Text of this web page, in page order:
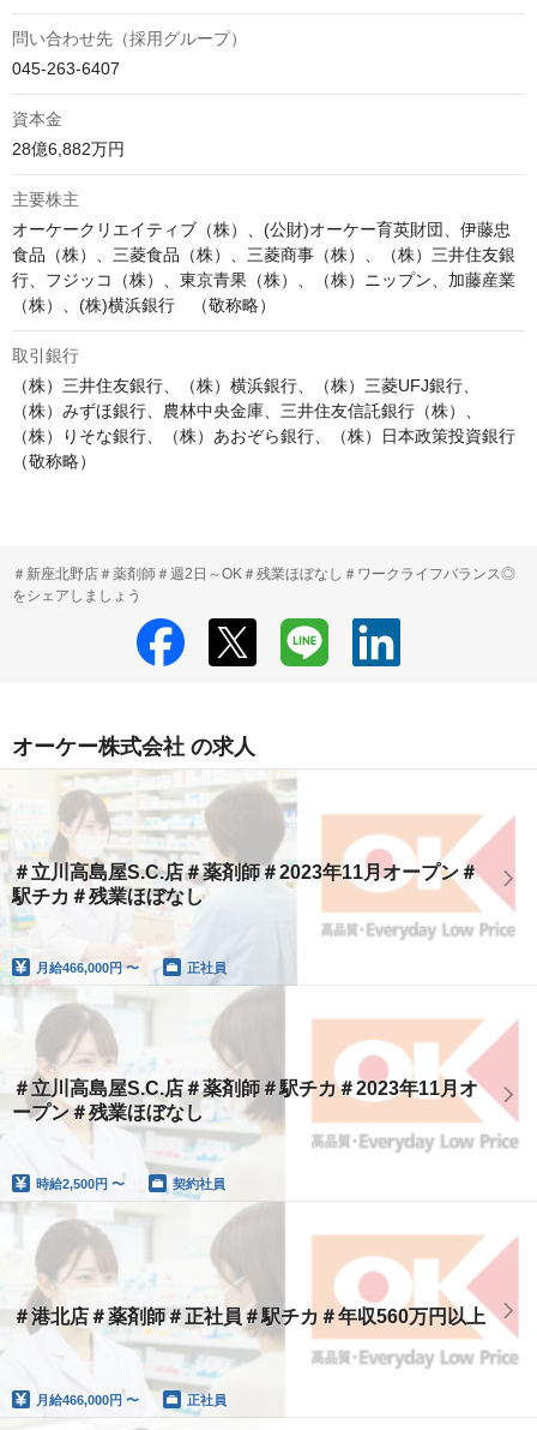
問い合わせ先（採用グループ）
045-263-6407
資本金
28億6,882万円
主要株主
オーケークリエイティブ（株）、(公財)オーケー育英財団、伊藤忠
食品（株）、三菱食品（株）、三菱商事（株）、（株）三井住友銀
行、フジッコ（株）、東京青果（株）、（株）ニップン、加藤産業
（株）、(株)横浜銀行　（敬称略）
取引銀行
（株）三井住友銀行、（株）横浜銀行、（株）三菱UFJ銀行、
（株）みずほ銀行、農林中央金庫、三井住友信託銀行（株）、
（株）りそな銀行、（株）あおぞら銀行、（株）日本政策投資銀行
（敬称略）
＃新座北野店＃薬剤師＃週2日～OK＃残業ほぼなし＃ワークライフバランス◎
をシェアしましょう
オーケー株式会社 の求人
＃立川高島屋S.C.店＃薬剤師＃2023年11月オープン＃
駅チカ＃残業ほぼなし
月給466,000円 〜 正社員
＃立川高島屋S.C.店＃薬剤師＃駅チカ＃2023年11月オ
ープン＃残業ほぼなし
時給2,500円 〜 契約社員
＃港北店＃薬剤師＃正社員＃駅チカ＃年収560万円以上
月給466,000円 〜 正社員